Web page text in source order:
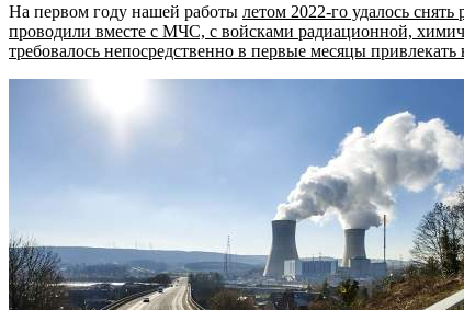
На первом году нашей работы летом 2022-го удалось
проводили вместе с МЧС, с войсками радиационной,
требовалось непосредственно в первые месяцы